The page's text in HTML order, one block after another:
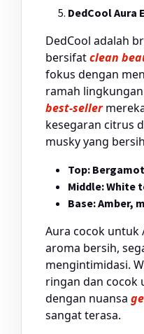
DedCool Aura
DedCool adalah
bersifatclean
fokus dengan
ramah
best-seller
kesegaran citrus
musky yang
Top:
Middle: White
Base: Amber,
Aura cocok untuk
aroma bersih,
mengintimidasi.
ringan dan cocok
dengan nuansa
sangat terasa.